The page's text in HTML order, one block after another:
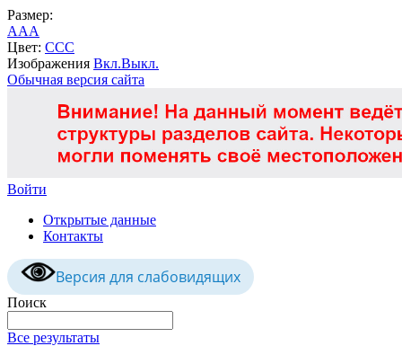
Размер:
AAA
Цвет: CCC
Изображения Вкл.Выкл.
Обычная версия сайта
Войти
Открытые данные
Контакты
Версия для слабовидящих
Поиск
Все результаты